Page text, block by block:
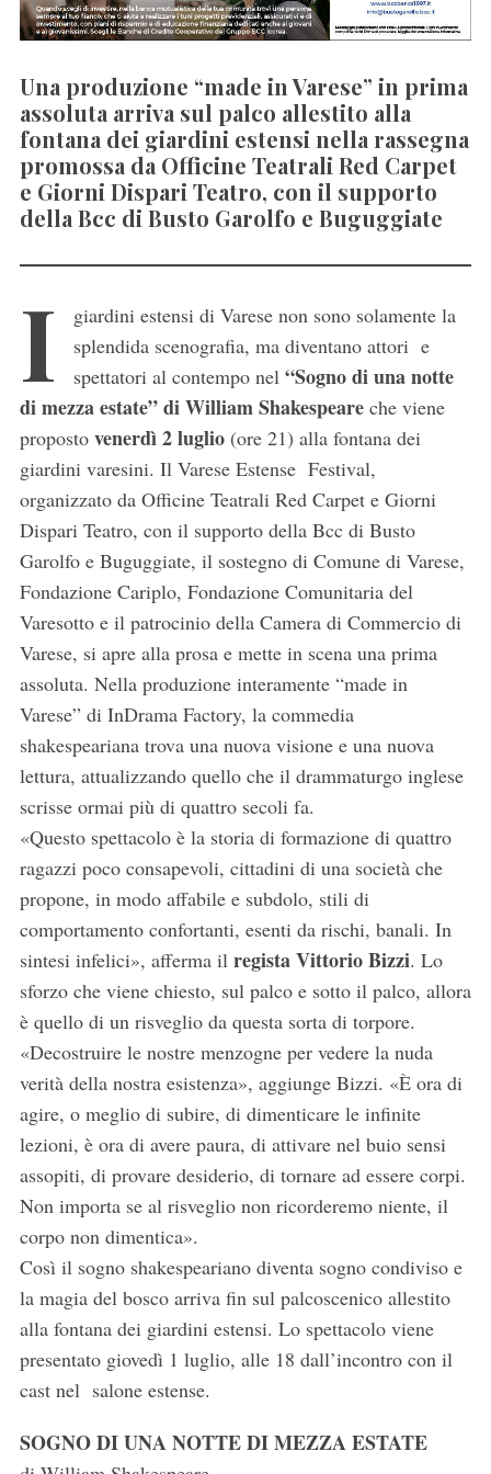
Una produzione “made in Varese” in prima
assoluta arriva sul palco allestito alla
fontana dei giardini estensi nella rassegna
promossa da Officine Teatrali Red Carpet
e Giorni Dispari Teatro, con il supporto
della Bcc di Busto Garolfo e Buguggiate
I
giardini estensi di Varese non sono solamente la
splendida scenografia, ma diventano attori e
spettatori al contempo nel “Sogno di una notte
di mezza estate” di William Shakespeareche viene
proposto venerdì 2 luglio(ore 21) alla fontana dei
giardini varesini. Il Varese Estense Festival,
organizzato da Officine Teatrali Red Carpet e Giorni
Dispari Teatro, con il supporto della Bcc di Busto
Garolfo e Buguggiate, il sostegno di Comune di Varese,
Fondazione Cariplo, Fondazione Comunitaria del
Varesotto e il patrocinio della Camera di Commercio di
Varese, si apre alla prosa e mette in scena una prima
assoluta. Nella produzione interamente “made in
Varese” di InDrama Factory, la commedia
shakespeariana trova una nuova visione e una nuova
lettura, attualizzando quello che il drammaturgo inglese
scrisse ormai più di quattro secoli fa.
«Questo spettacolo è la storia di formazione di quattro
ragazzi poco consapevoli, cittadini di una società che
propone, in modo affabile e subdolo, stili di
comportamento confortanti, esenti da rischi, banali. In
sintesi infelici», afferma il regista Vittorio Bizzi. Lo
sforzo che viene chiesto, sul palco e sotto il palco, allora
è quello di un risveglio da questa sorta di torpore.
«Decostruire le nostre menzogne per vedere la nuda
verità della nostra esistenza», aggiunge Bizzi. «È ora di
agire, o meglio di subire, di dimenticare le infinite
lezioni, è ora di avere paura, di attivare nel buio sensi
assopiti, di provare desiderio, di tornare ad essere corpi.
Non importa se al risveglio non ricorderemo niente, il
corpo non dimentica».
Così il sogno shakespeariano diventa sogno condiviso e
la magia del bosco arriva fin sul palcoscenico allestito
alla fontana dei giardini estensi. Lo spettacolo viene
presentato giovedì 1 luglio, alle 18 dall’incontro con il
cast nel salone estense.
SOGNO DI UNA NOTTE DI MEZZA ESTATE